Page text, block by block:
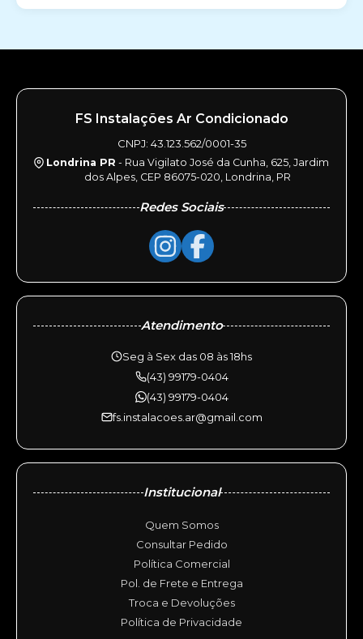
FS Instalações Ar Condicionado
CNPJ: 43.123.562/0001-35
Londrina PR - Rua Vigilato José da Cunha, 625, Jardim
dos Alpes, CEP 86075-020, Londrina, PR
Redes Sociais
Atendimento
Seg à Sex das 08 às 18hs
(43) 99179-0404
(43) 99179-0404
fs.instalacoes.ar@gmail.com
Institucional
Quem Somos
Consultar Pedido
Política Comercial
Pol. de Frete e Entrega
Troca e Devoluções
Política de Privacidade